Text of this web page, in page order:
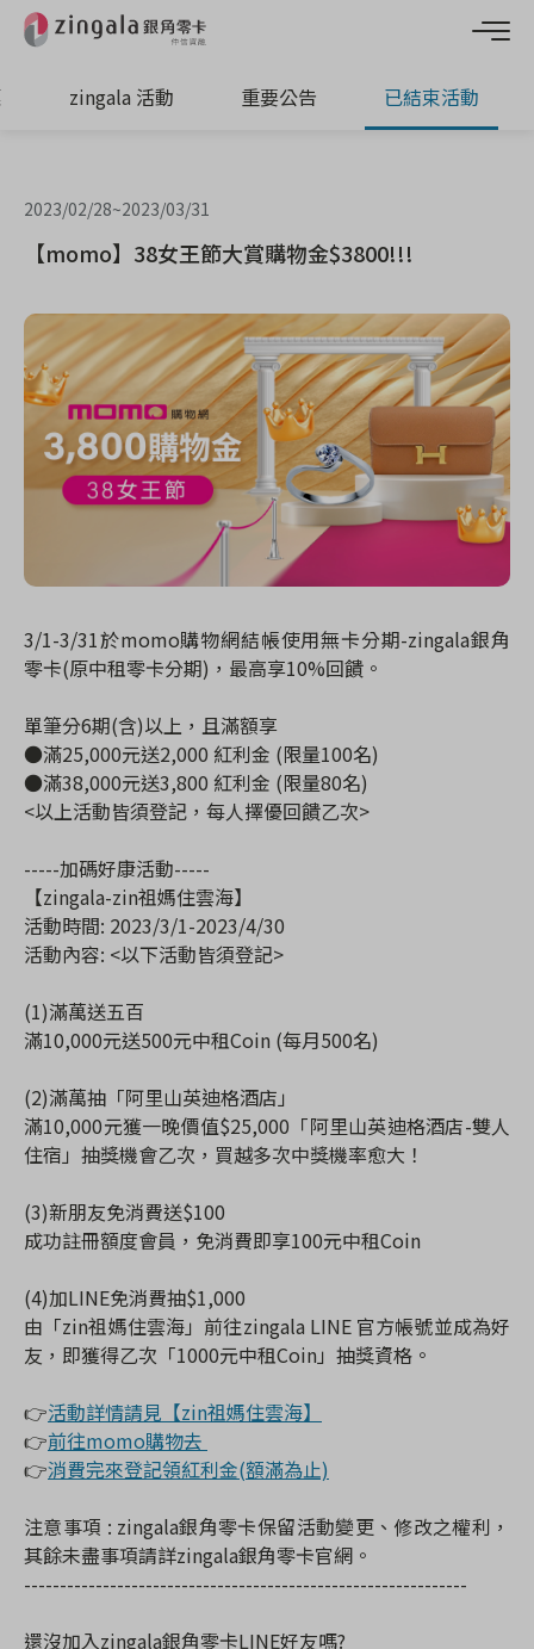
zingala 活動 重要公告 已結束活動
2023/02/28~2023/03/31
【momo】38女王節大賞購物金$3800!!!
3/1-3/31於momo購物網結帳使用無卡分期-zingala銀角
零卡(原中租零卡分期)，最高享10%回饋。
單筆分6期(含)以上，且滿額享
●滿25,000元送2,000 紅利金 (限量100名)
●滿38,000元送3,800 紅利金 (限量80名)
<以上活動皆須登記，每人擇優回饋乙次>
-----加碼好康活動-----
【zingala-zin祖媽住雲海】
活動時間: 2023/3/1-2023/4/30
活動內容: <以下活動皆須登記>
(1)滿萬送五百
滿10,000元送500元中租Coin (每月500名)
(2)滿萬抽「阿里山英迪格酒店」
滿10,000元獲一晚價值$25,000「阿里山英迪格酒店-雙人
住宿」抽獎機會乙次，買越多次中獎機率愈大！
(3)新朋友免消費送$100
成功註冊額度會員，免消費即享100元中租Coin
(4)加LINE免消費抽$1,000
由「zin祖媽住雲海」前往zingala LINE 官方帳號並成為好
友，即獲得乙次「1000元中租Coin」抽獎資格。
👉活動詳情請見【zin祖媽住雲海】
👉前往momo購物去
👉消費完來登記領紅利金(額滿為止)
注意事項 : zingala銀角零卡保留活動變更、修改之權利，
其餘未盡事項請詳zingala銀角零卡官網。
--------------------------------------------------------------
還沒加入zingala銀角零卡LINE好友嗎?